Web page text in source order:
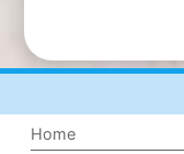
Home